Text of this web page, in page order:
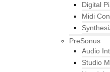
Digital
Midi
PreSonus
Audio
Studio